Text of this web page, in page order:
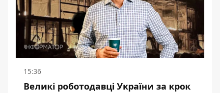
15:36
Великі роботодавці України за крок